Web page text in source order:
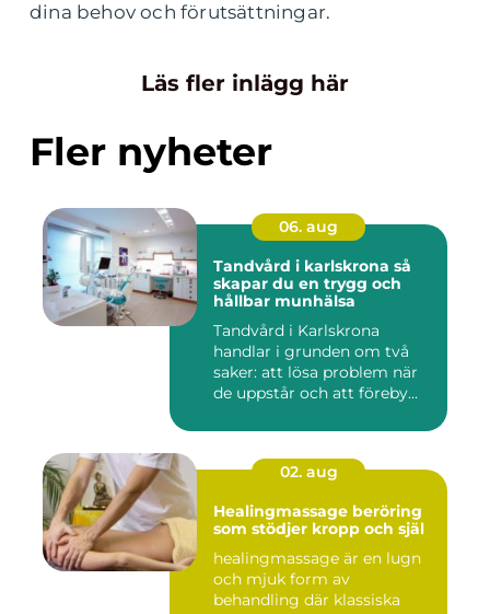
dina behov och förutsättningar.
Läs fler inlägg här
Fler nyheter
06. aug
Tandvård i karlskrona så
skapar du en trygg och
hållbar munhälsa
Tandvård i Karlskrona
handlar i grunden om två
saker: att lösa problem när
de uppstår och att föreby...
02. aug
Healingmassage beröring
som stödjer kropp och själ
healingmassage är en lugn
och mjuk form av
behandling där klassiska